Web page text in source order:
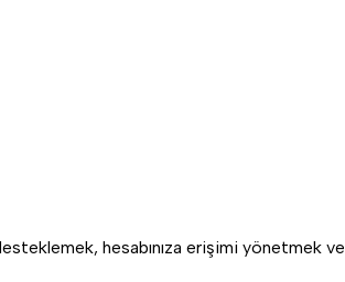
hesabınıza erişimi yönetmek ve